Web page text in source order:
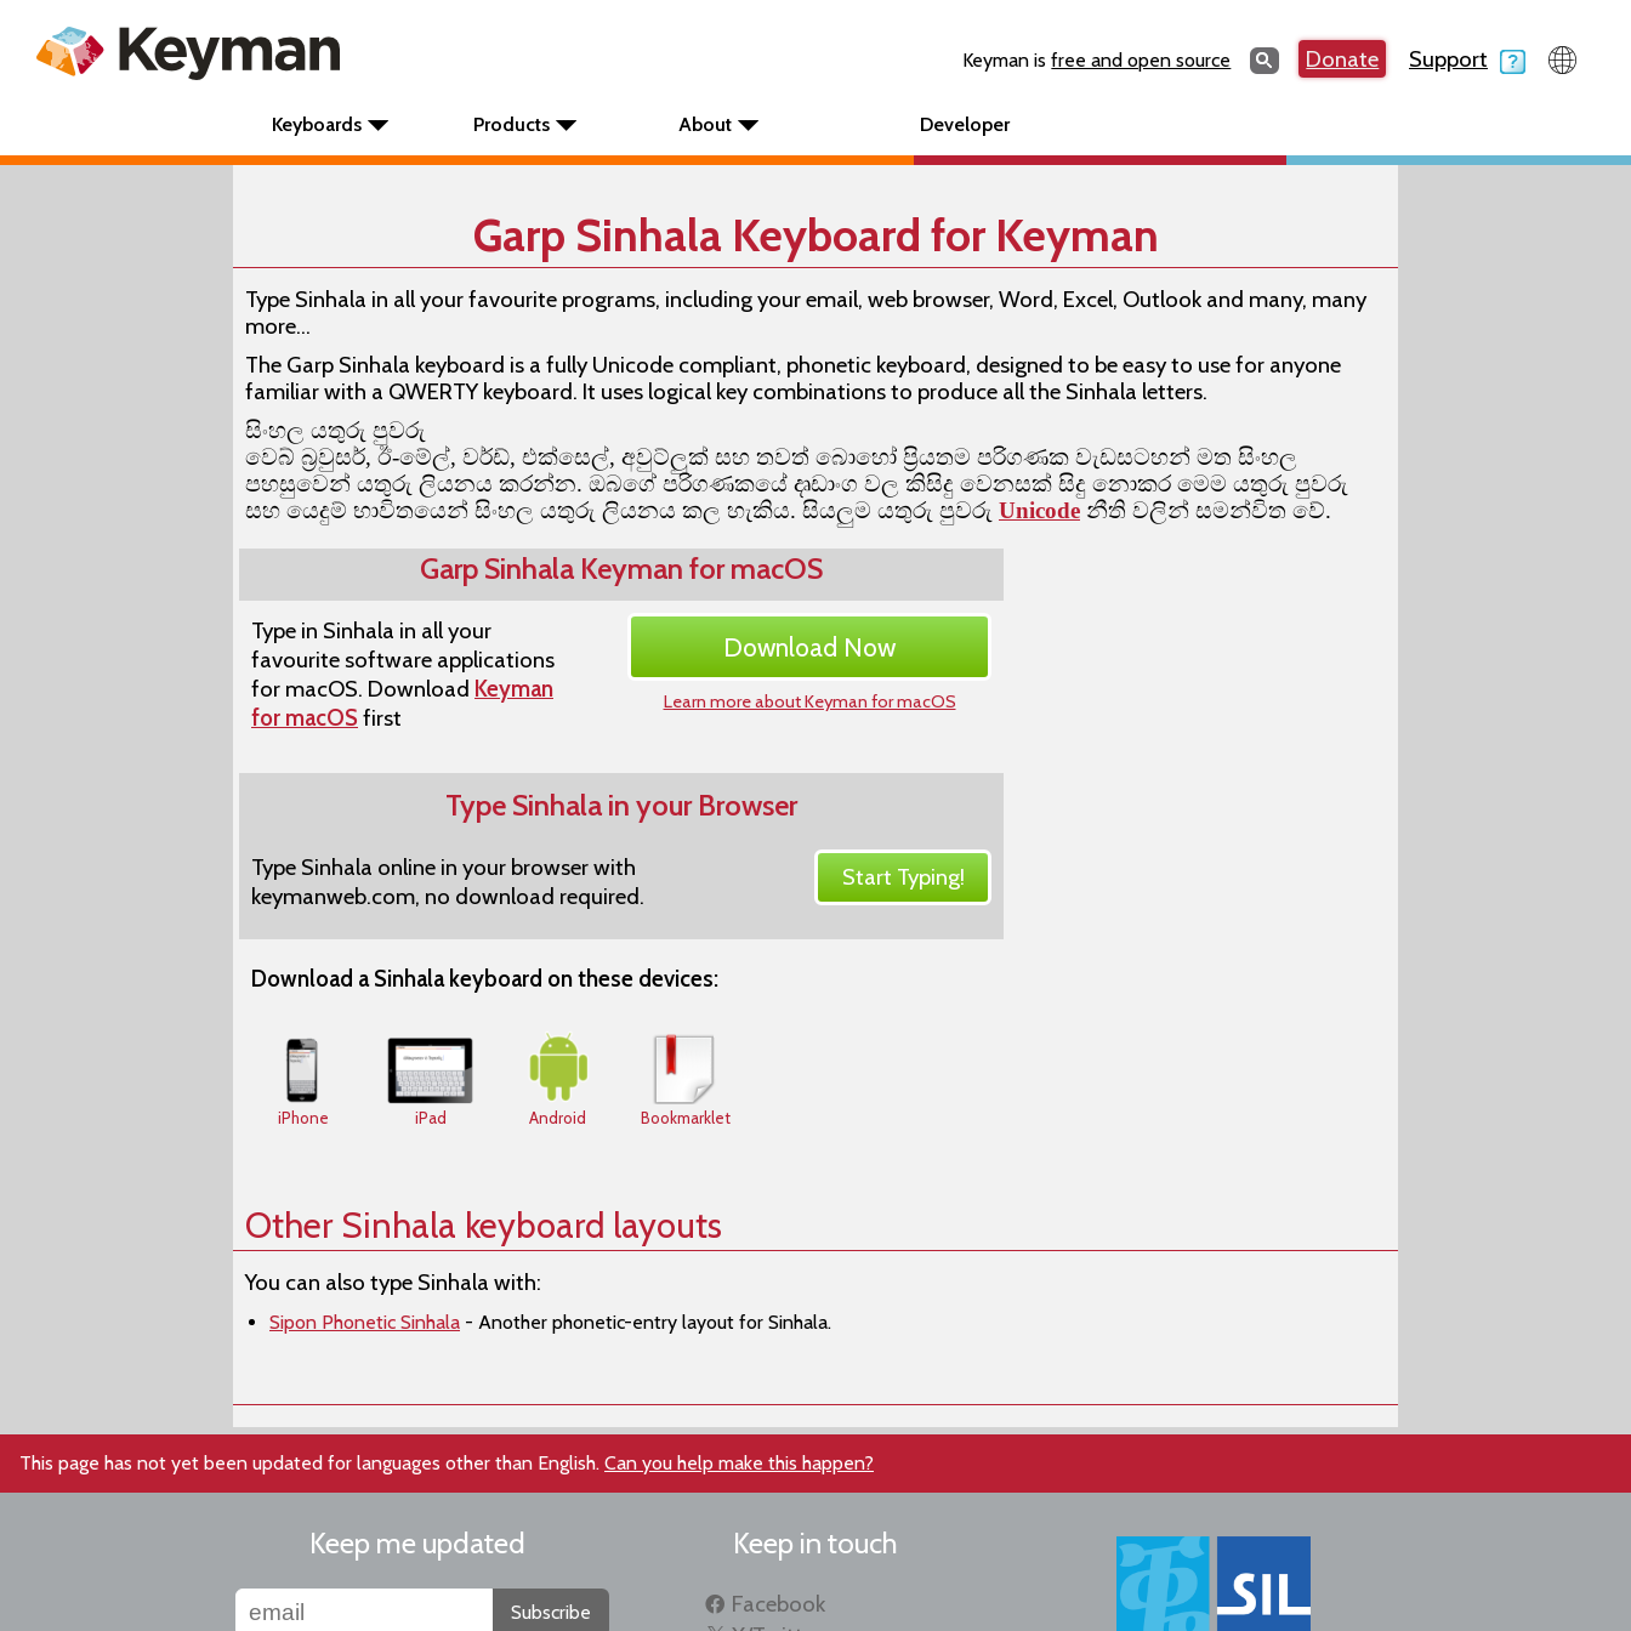
Keyman isfree and open source SearchSearchDonate Support
Keyboards Products About Developer
Garp Sinhala Keyboard for Keyman
Type Sinhala in all your favourite programs, including your email, web browser, Word, Excel, Outlook and many, many
more...
The Garp Sinhala keyboard is a fully Unicode compliant, phonetic keyboard, designed to be easy to use for anyone
familiar with a QWERTY keyboard. It uses logical key combinations to produce all the Sinhala letters.
සිංහල යතුරු පුවරු
වෙබ් බ්‍රවුසර්, ඊ-මේල්, වර්ඩ්, එක්සෙල්, අවුට්ලුක් සහ තවත් බොහෝ ප්‍රියතම පරිගණක වැඩසටහන් මත සිංහල
පහසුවෙන් යතුරු ලියනය කරන්න. ඔබගේ පරිගණකයේ දෘඩාංග වල කිසිදු වෙනසක් සිදු නොකර මෙම යතුරු පුවරු
සහ යෙදුම් භාවිතයෙන් සිංහල යතුරු ලියනය කල හැකිය. සියලුම යතුරු පුවරු Unicode නීති වලින් සමන්විත වේ.
Garp Sinhala Keyman for macOS
Type in Sinhala in all your
favourite software applications
for macOS. Download Keyman
for macOS first
Download Now
Learn more about Keyman for macOS
Type Sinhala in your Browser
Type Sinhala online in your browser with
keymanweb.com, no download required.
Start Typing!
Download a Sinhala keyboard on these devices:
iPhone iPad Android Bookmarklet
Other Sinhala keyboard layouts
You can also type Sinhala with:
Sipon Phonetic Sinhala - Another phonetic-entry layout for Sinhala.
This page has not yet been updated for languages other than English. Can you help make this happen?
Keep me updated
Subscribe
Keep in touch
Facebook